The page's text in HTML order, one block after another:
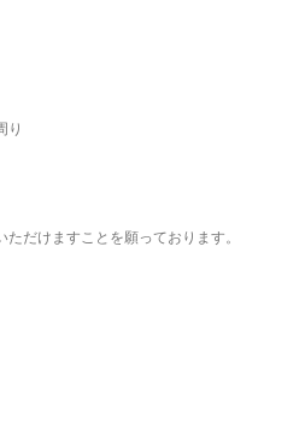
り
だけますことを願っております。